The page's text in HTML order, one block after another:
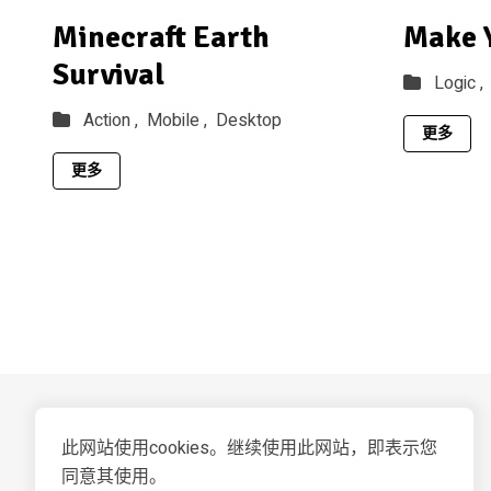
Minecraft Earth
Survival
Action , Mobile , Desktop
更多
Make
Logic ,
更多
此网站使用cookies。继续使用此网站，即表示您
同意其使用。